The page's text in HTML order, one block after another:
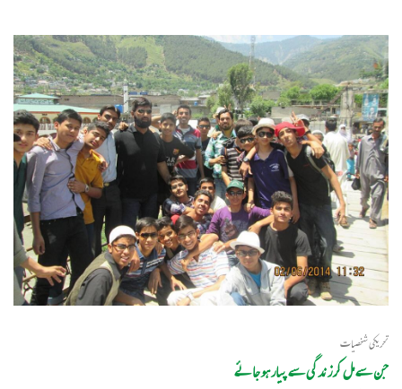
تحریکی شخصیات
جن سے مل کر زندگی سے پیار ہو جائے